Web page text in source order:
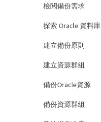
檢閱備份需求
探索 Oracle 資料庫
建立備份原則
建立資源群組
備份Oracle資源
備份資源群組